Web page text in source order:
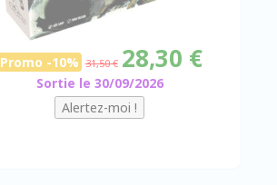
Promo -10% 31,50 € 28,30 €
Sortie le 30/09/2026